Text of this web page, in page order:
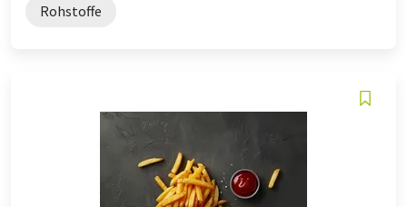
Rohstoffe